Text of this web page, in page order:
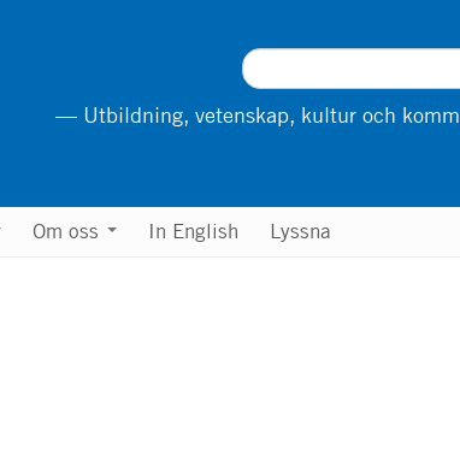
— Utbildning, vetenskap, kultur och
Om oss In English Lyssna